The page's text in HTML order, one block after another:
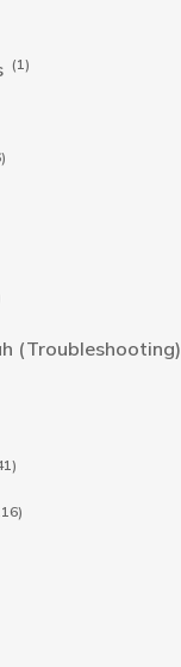
(1)
(Troubleshooting)